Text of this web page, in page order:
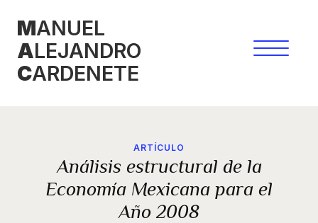
contenido
MANUEL
ALEJANDRO
CARDENETE
ARTÍCULO
Análisis estructural de la
Economía Mexicana para el
Año 2008